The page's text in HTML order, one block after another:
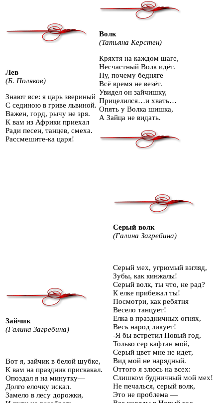
Лев
(Б. Поляков)
Знают все: я царь звериный
С сединою в гриве львиной.
Важен, горд, рычу не зря.
К вам из Африки приехал
Ради песен, танцев, смеха.
Рассмешите-ка царя!
Волк
(Татьяна Керстен)
Кряхтя на каждом шаге,
Несчастный Волк идёт.
Ну, почему бедняге
Всё время не везёт.
Увидел он зайчишку,
Прицелился…и хвать…
Опять у Волка шишка,
А Зайца не видать.
Зайчик
(Галина Загребина)
Вот я, зайчик в белой шубке,
К вам на праздник прискакал.
Опоздал я на минутку—
Долго елочку искал.
Замело в лесу дорожки,
Серый волк
(Галина Загребина)
Серый мех, угрюмый взгляд,
Зубы, как кинжалы!
Серый волк, ты что, не рад?
К елке прибежал ты!
Посмотри, как ребятня
Весело танцует!
Елка в праздничных огнях,
Весь народ ликует!
-Я бы встретил Новый год,
Только сер кафтан мой,
Серый цвет мне не идет,
Вид мой не нарядный.
Оттого я злюсь на всех:
Слишком будничный мой мех!
Не печалься, серый волк,
Это не проблема —